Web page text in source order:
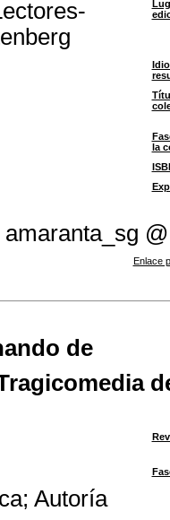
la
Enlace
de
; Autoría